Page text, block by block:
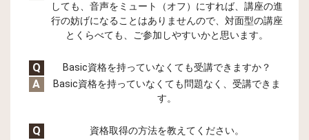
しても、音声をミュート（オフ）にすれば、講座の進
行の妨げになることはありませんので、対面型の講座
とくらべても、ご参加しやすいかと思います。
Q Basic資格を持っていなくても受講できますか？
A
Basic資格を持っていなくても問題なく、受講できま
す。
Q 資格取得の方法を教えてください。